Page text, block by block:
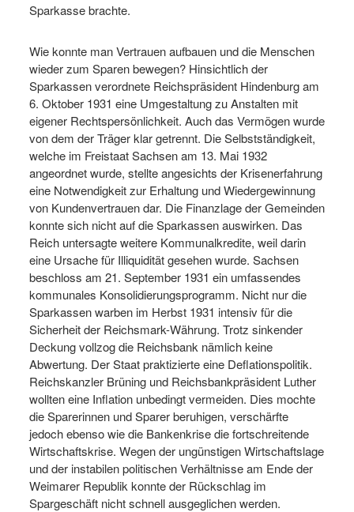
Sparkasse brachte.
Wie konnte man Vertrauen aufbauen und die Menschen
wieder zum Sparen bewegen? Hinsichtlich der
Sparkassen verordnete Reichspräsident Hindenburg am
6. Oktober 1931 eine Umgestaltung zu Anstalten mit
eigener Rechtspersönlichkeit. Auch das Vermögen wurde
von dem der Träger klar getrennt. Die Selbstständigkeit,
welche im Freistaat Sachsen am 13. Mai 1932
angeordnet wurde, stellte angesichts der Krisenerfahrung
eine Notwendigkeit zur Erhaltung und Wiedergewinnung
von Kundenvertrauen dar. Die Finanzlage der Gemeinden
konnte sich nicht auf die Sparkassen auswirken. Das
Reich untersagte weitere Kommunalkredite, weil darin
eine Ursache für Illiquidität gesehen wurde. Sachsen
beschloss am 21. September 1931 ein umfassendes
kommunales Konsolidierungsprogramm. Nicht nur die
Sparkassen warben im Herbst 1931 intensiv für die
Sicherheit der Reichsmark-Währung. Trotz sinkender
Deckung vollzog die Reichsbank nämlich keine
Abwertung. Der Staat praktizierte eine Deflationspolitik.
Reichskanzler Brüning und Reichsbankpräsident Luther
wollten eine Inflation unbedingt vermeiden. Dies mochte
die Sparerinnen und Sparer beruhigen, verschärfte
jedoch ebenso wie die Bankenkrise die fortschreitende
Wirtschaftskrise. Wegen der ungünstigen Wirtschaftslage
und der instabilen politischen Verhältnisse am Ende der
Weimarer Republik konnte der Rückschlag im
Spargeschäft nicht schnell ausgeglichen werden.